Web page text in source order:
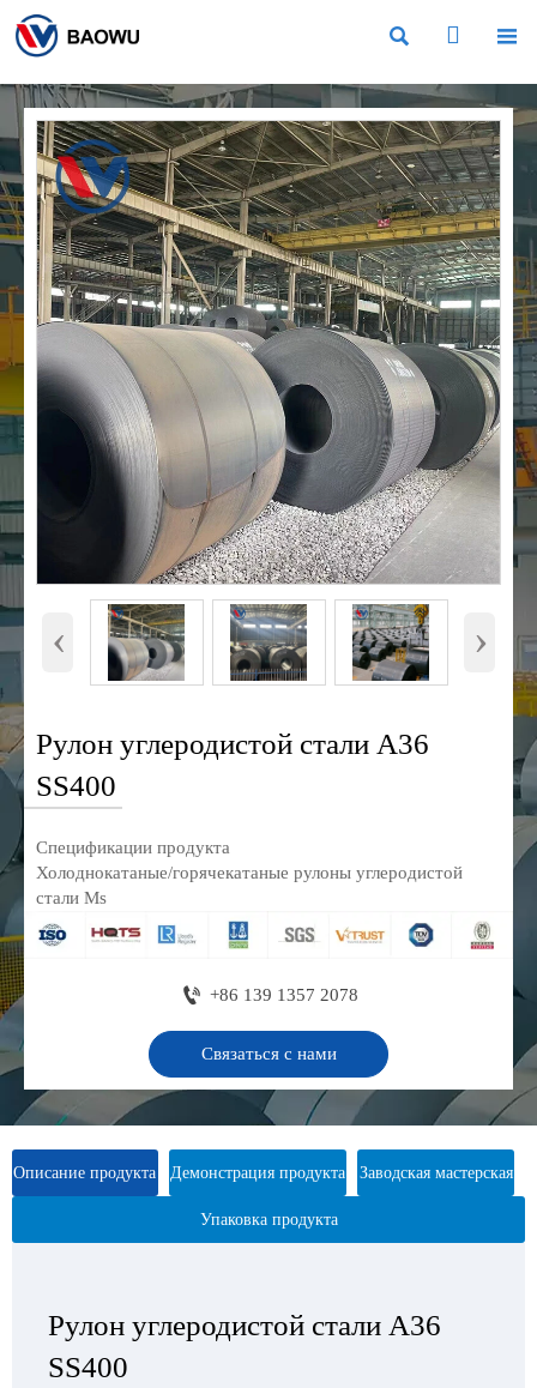
  
‹ ›
Рулон углеродистой стали A36
SS400
Спецификации продукта
Холоднокатаные/горячекатаные рулоны углеродистой
стали Ms
 +86 139 1357 2078
Связаться с нами
Описание продукта Демонстрация продукта Заводская мастерская
Упаковка продукта
Рулон углеродистой стали A36
SS400
Рулон углеродистой стали A36
SS400
Рулон углеродистой стали A36
SS400
Рулон углеродистой стали A36
SS400